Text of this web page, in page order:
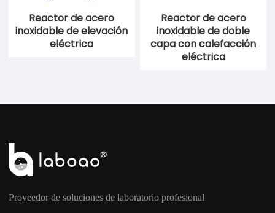
Reactor de acero
inoxidable de elevación
eléctrica
Reactor de acero
inoxidable de doble
capa con calefacción
eléctrica
Proveedor de soluciones de laboratorio profesional